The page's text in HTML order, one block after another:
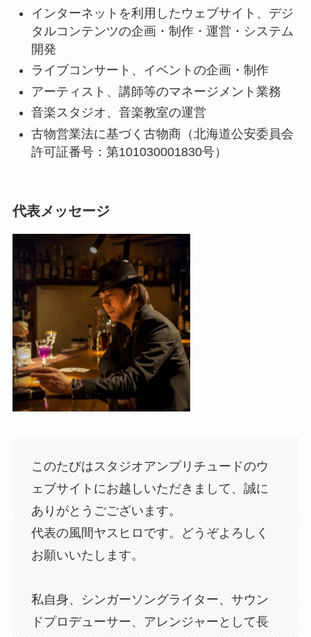
インターネットを利用したウェブサイト、デジ
タルコンテンツの企画・制作・運営・システム
開発
ライブコンサート、イベントの企画・制作
アーティスト、講師等のマネージメント業務
音楽スタジオ、音楽教室の運営
古物営業法に基づく古物商（北海道公安委員会
許可証番号：第101030001830号）
代表メッセージ
このたびはスタジオアンプリチュードのウ
ェブサイトにお越しいただきまして、誠に
ありがとうごございます。
代表の風間ヤスヒロです。どうぞよろしく
お願いいたします。
私自身、シンガーソングライター、サウン
ドプロデューサー、アレンジャーとして長